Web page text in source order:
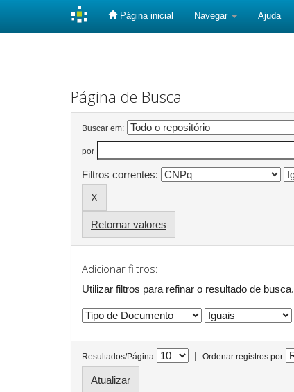
Página inicial Navegar Ajuda
Página de Busca
Buscar em:
por
Filtros correntes:
Retornar valores
Adicionar filtros:
Utilizar filtros para refinar o resultado de busca.
Resultados/Página | Ordenar registros por